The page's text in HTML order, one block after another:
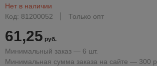
Нет в наличии
Код: 81200052
Только опт
61,25 руб.
Минимальный заказ — 6 шт.
Минимальная сумма заказа на сайте — 300